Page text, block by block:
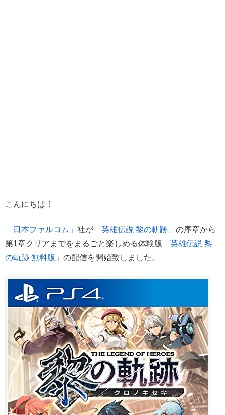
こんにちは！
「日本ファルコム」 社が 「英雄伝説 黎の軌跡」 の序章から
第1章クリアまでをまるごと楽しめる体験版
「英雄伝説 黎
の軌跡 無料版」 の配信を開始致しました。